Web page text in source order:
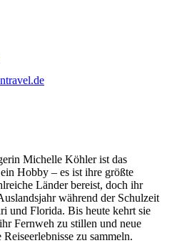
Michelle Köhler ist das
Hobby – es ist ihre größte
Länder bereist, doch ihr
während der Schulzeit
und Florida. Bis heute kehrt sie
Fernweh zu stillen und neue
zu sammeln.